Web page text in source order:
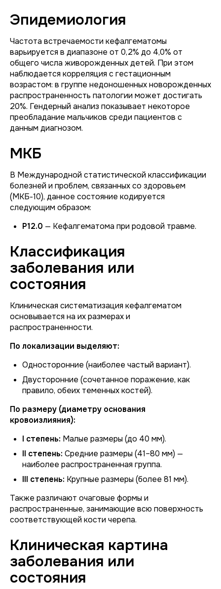
Эпидемиология
Частота встречаемости кефалгематомы
варьируется в диапазоне от 0,2% до 4,0% от
общего числа живорожденных детей. При этом
наблюдается корреляция с гестационным
возрастом: в группе недоношенных новорожденных
распространенность патологии может достигать
20%. Гендерный анализ показывает некоторое
преобладание мальчиков среди пациентов с
данным диагнозом.
МКБ
В Международной статистической классификации
болезней и проблем, связанных со здоровьем
(МКБ-10), данное состояние кодируется
следующим образом:
P12.0 — Кефалгематома при родовой травме.
Классификация
заболевания или
состояния
Клиническая систематизация кефалгематом
основывается на их размерах и
распространенности.
По локализации выделяют:
Односторонние (наиболее частый вариант).
Двусторонние (сочетанное поражение, как
правило, обеих теменных костей).
По размеру (диаметру основания
кровоизлияния):
I степень: Малые размеры (до 40 мм).
II степень: Средние размеры (41–80 мм) —
наиболее распространенная группа.
III степень: Крупные размеры (более 81 мм).
Также различают очаговые формы и
распространенные, занимающие всю поверхность
соответствующей кости черепа.
Клиническая картина
заболевания или
состояния